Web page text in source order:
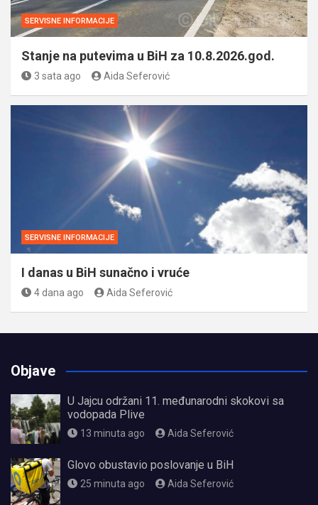
SERVISNE INFORMACIJE
Stanje na putevima u BiH za 10.8.2026.god.
3 sata ago Aida Seferović
SERVISNE INFORMACIJE
I danas u BiH sunačno i vruće
4 dana ago Aida Seferović
Objave
U Jajcu održani 11. međunarodni skokovi sa
vodopada Plive
13 minuta ago Aida Seferović
Glovo obustavio poslovanje u BiH
25 minuta ago Aida Seferović